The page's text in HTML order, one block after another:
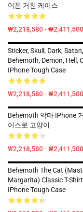
이폰 거친 케이스
₩2,218,580 - ₩2,411,500
Sticker, Skull, Dark, Satan,
Behemoth, Demon, Hell,
IPhone Tough Case
₩2,218,580 - ₩2,411,500
Behemoth 악마 IPhone
이스로 고양이
₩2,218,580 - ₩2,411,500
Behemoth The Cat
Margarita) Classic T-Shirt
IPhone Tough Case